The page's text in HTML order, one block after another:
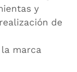
y
de
marca